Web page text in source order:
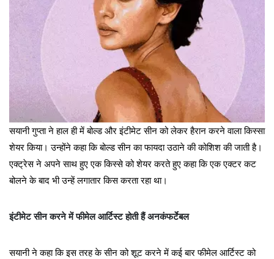
सयानी गुप्ता ने हाल ही में बोल्ड और इंटीमेट सीन को लेकर हैरान करने वाला किस्सा
शेयर किया। उन्होंने कहा कि बोल्ड सीन का फायदा उठाने की कोशिश की जाती है।
एक्ट्रेस ने अपने साथ हुए एक किस्से को शेयर करते हुए कहा कि एक एक्टर कट
बोलने के बाद भी उन्हें लगातार किस करता रहा था।
इंटीमेट सीन करने में फीमेल आर्टिस्ट होती हैं अनकंफर्टेबल
सयानी ने कहा कि इस तरह के सीन को शूट करने में कई बार फीमेल आर्टिस्ट को